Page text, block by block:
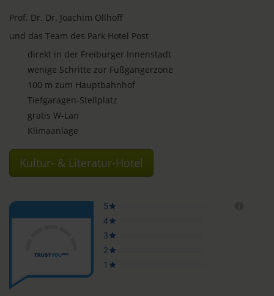
Prof. Dr. Dr. Joachim Ollhoff
und das Team des Park Hotel Post
direkt in der Freiburger Innenstadt
wenige Schritte zur Fußgängerzone
100 m zum Hauptbahnhof
Tiefgaragen-Stellplatz
gratis W-Lan
Klimaanlage
Kultur- & Literatur-Hotel